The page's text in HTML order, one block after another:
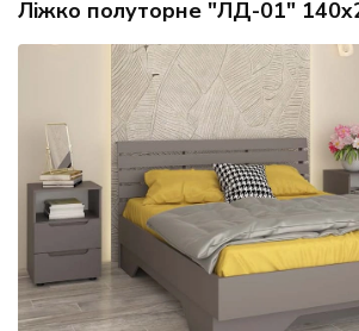
Ліжко полуторне "ЛД-01"